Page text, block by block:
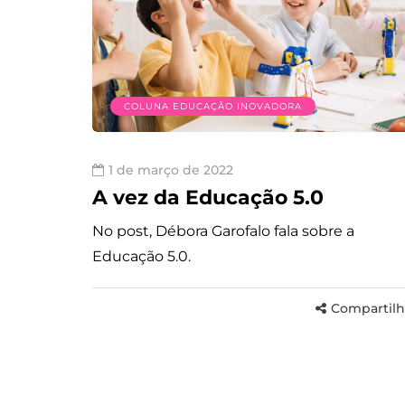
COLUNA EDUCAÇÃO INOVADORA
1 de março de 2022
A vez da Educação 5.0
No post, Débora Garofalo fala sobre a
Educação 5.0.